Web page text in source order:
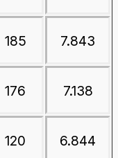
185 7.843
176 7.138
120 6.844